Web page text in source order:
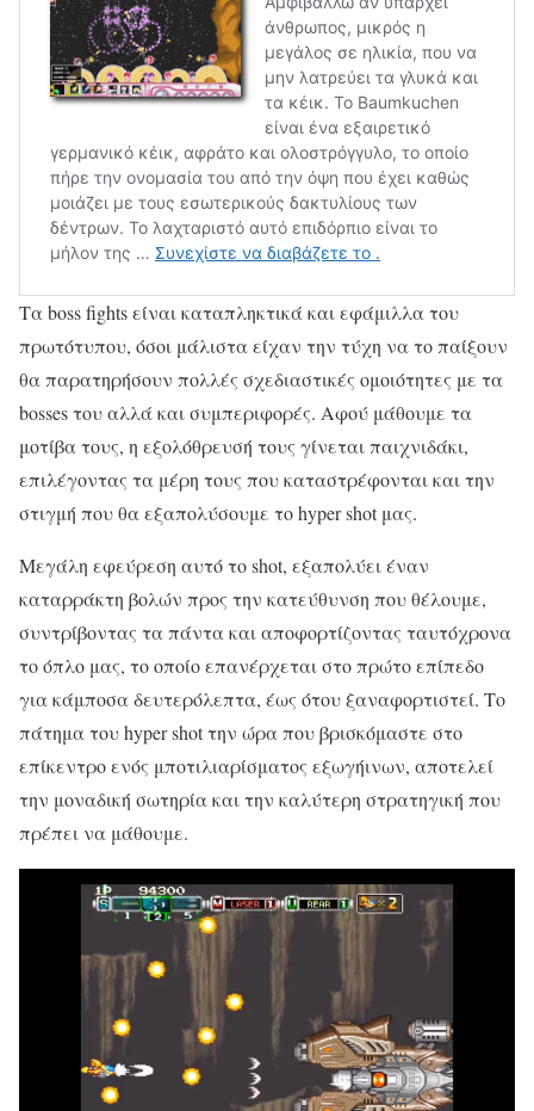
Τα boss fights είναι καταπληκτικά και εφάμιλλα του
πρωτότυπου, όσοι μάλιστα είχαν την τύχη να το παίξουν
θα παρατηρήσουν πολλές σχεδιαστικές ομοιότητες με τα
bosses του αλλά και συμπεριφορές. Αφού μάθουμε τα
μοτίβα τους, η εξολόθρευσή τους γίνεται παιχνιδάκι,
επιλέγοντας τα μέρη τους που καταστρέφονται και την
στιγμή που θα εξαπολύσουμε το hyper shot μας.
Μεγάλη εφεύρεση αυτό το shot, εξαπολύει έναν
καταρράκτη βολών προς την κατεύθυνση που θέλουμε,
συντρίβοντας τα πάντα και αποφορτίζοντας ταυτόχρονα
το όπλο μας, το οποίο επανέρχεται στο πρώτο επίπεδο
για κάμποσα δευτερόλεπτα, έως ότου ξαναφορτιστεί. Το
πάτημα του hyper shot την ώρα που βρισκόμαστε στο
επίκεντρο ενός μποτιλιαρίσματος εξωγήινων, αποτελεί
την μοναδική σωτηρία και την καλύτερη στρατηγική που
πρέπει να μάθουμε.